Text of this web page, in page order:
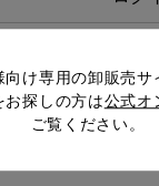
け専用の卸販売サ
探しの方は公式オ
ご覧ください。
YE